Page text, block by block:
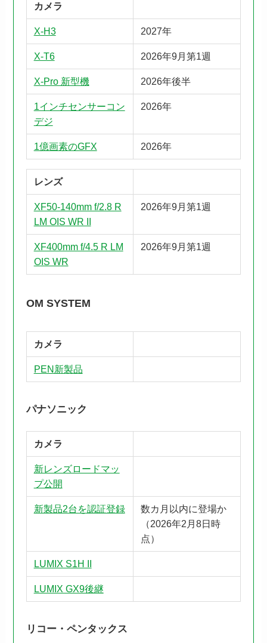
カメラ
X-H3 2027年
X-T6 2026年9月第1週
X-Pro 新型機 2026年後半
1インチセンサーコン
デジ
2026年
1億画素のGFX 2026年
レンズ
XF50-140mm f/2.8 R
LM OIS WR II
2026年9月第1週
XF400mm f/4.5 R LM
OIS WR
2026年9月第1週
OM SYSTEM
カメラ
PEN新製品
パナソニック
カメラ
新レンズロードマッ
プ公開
新製品2台を認証登録
数カ月以内に登場か
（2026年2月8日時
点）
LUMIX S1H II
LUMIX GX9後継
リコー・ペンタックス